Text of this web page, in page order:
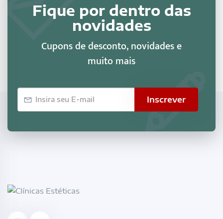
Fique por dentro das
novidades
Cupons de desconto, novidades e
muito mais
Inscrever